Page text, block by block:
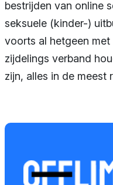
bestrijden van online
seksuele (kinder-)
voorts al hetgeen
zijdelings verband
zijn, alles in de meest